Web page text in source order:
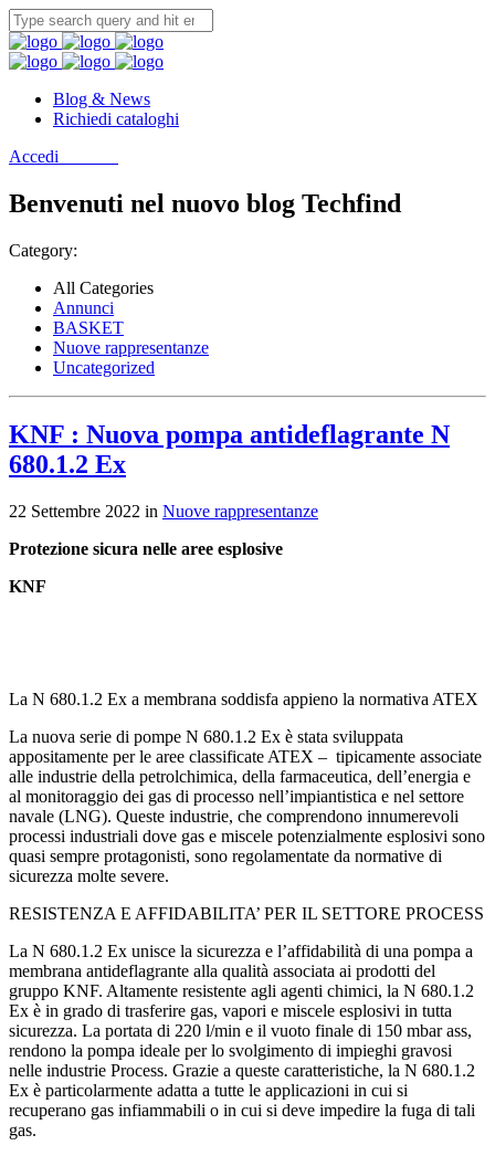
Blog & News
Richiedi cataloghi
Accedi
Benvenuti nel nuovo blog Techfind
Category:
All Categories
Annunci
BASKET
Nuove rappresentanze
Uncategorized
KNF : Nuova pompa antideflagrante N
680.1.2 Ex
22 Settembre 2022 in Nuove rappresentanze
Protezione sicura nelle aree esplosive
KNF
La N 680.1.2 Ex a membrana soddisfa appieno la normativa ATEX
La nuova serie di pompe N 680.1.2 Ex è stata sviluppata
appositamente per le aree classificate ATEX – tipicamente associate
alle industrie della petrolchimica, della farmaceutica, dell’energia e
al monitoraggio dei gas di processo nell’impiantistica e nel settore
navale (LNG). Queste industrie, che comprendono innumerevoli
processi industriali dove gas e miscele potenzialmente esplosivi sono
quasi sempre protagonisti, sono regolamentate da normative di
sicurezza molte severe.
RESISTENZA E AFFIDABILITA’ PER IL SETTORE PROCESS
La N 680.1.2 Ex unisce la sicurezza e l’affidabilità di una pompa a
membrana antideflagrante alla qualità associata ai prodotti del
gruppo KNF. Altamente resistente agli agenti chimici, la N 680.1.2
Ex è in grado di trasferire gas, vapori e miscele esplosivi in tutta
sicurezza. La portata di 220 l/min e il vuoto finale di 150 mbar ass,
rendono la pompa ideale per lo svolgimento di impieghi gravosi
nelle industrie Process. Grazie a queste caratteristiche, la N 680.1.2
Ex è particolarmente adatta a tutte le applicazioni in cui si
recuperano gas infiammabili o in cui si deve impedire la fuga di tali
gas.